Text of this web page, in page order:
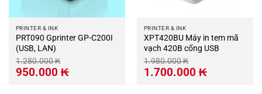
PRINTER & INK
PRT090 Gprinter GP-C200I
(USB, LAN)
1.280.000₭
Giá
gốc
950.000 ₭Giá
hiện
PRINTER & INK
XPT420BU Máy in tem mã
vạch 420B cổng USB
1.980.000₭
Giá
gốc
1.700.000 ₭Giá
hiện